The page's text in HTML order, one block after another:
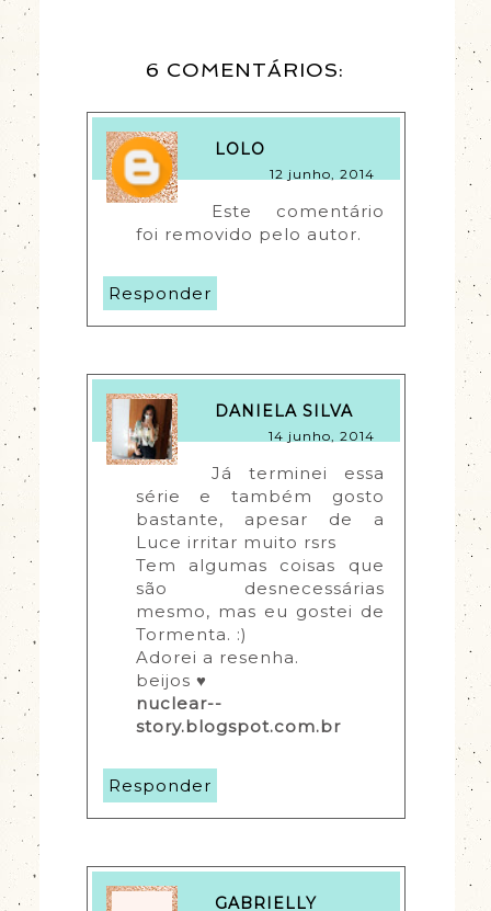
6 COMENTÁRIOS:
LOLO
12 junho, 2014
Este comentário
foi removido pelo autor.
Responder
DANIELA SILVA
14 junho, 2014
Já terminei essa
série e também gosto
bastante, apesar de a
Luce irritar muito rsrs
Tem algumas coisas que
são desnecessárias
mesmo, mas eu gostei de
Tormenta. :)
Adorei a resenha.
beijos ♥
nuclear--
story.blogspot.com.br
Responder
GABRIELLY